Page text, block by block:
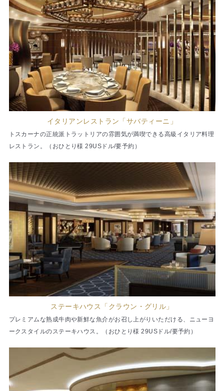
イタリアンレストラン「サバティーニ」
トスカーナの正統派トラットリアの雰囲気が満喫できる高級イタリア料理
レストラン。（おひとり様 29USドル/要予約）
ステーキハウス「クラウン・グリル」
プレミアムな熟成牛肉や新鮮な魚介がお召し上がりいただける、ニューヨ
ークスタイルのステーキハウス。（おひとり様 29USドル/要予約）